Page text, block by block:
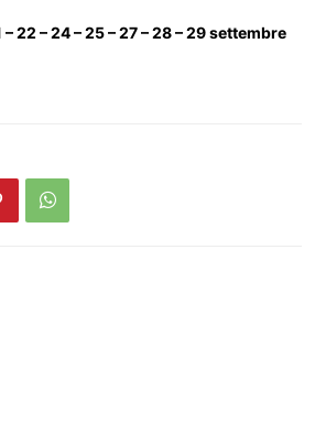
– 22 – 24 – 25 – 27 – 28 – 29 settembre